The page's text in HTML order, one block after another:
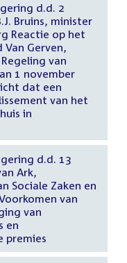
d.d. 2
Bruins, minister
Reactie op het
Gerven,
van
1 november
dat een
van het
in
d.d. 13
Ark,
Sociale Zaken en
van
van
en
premies